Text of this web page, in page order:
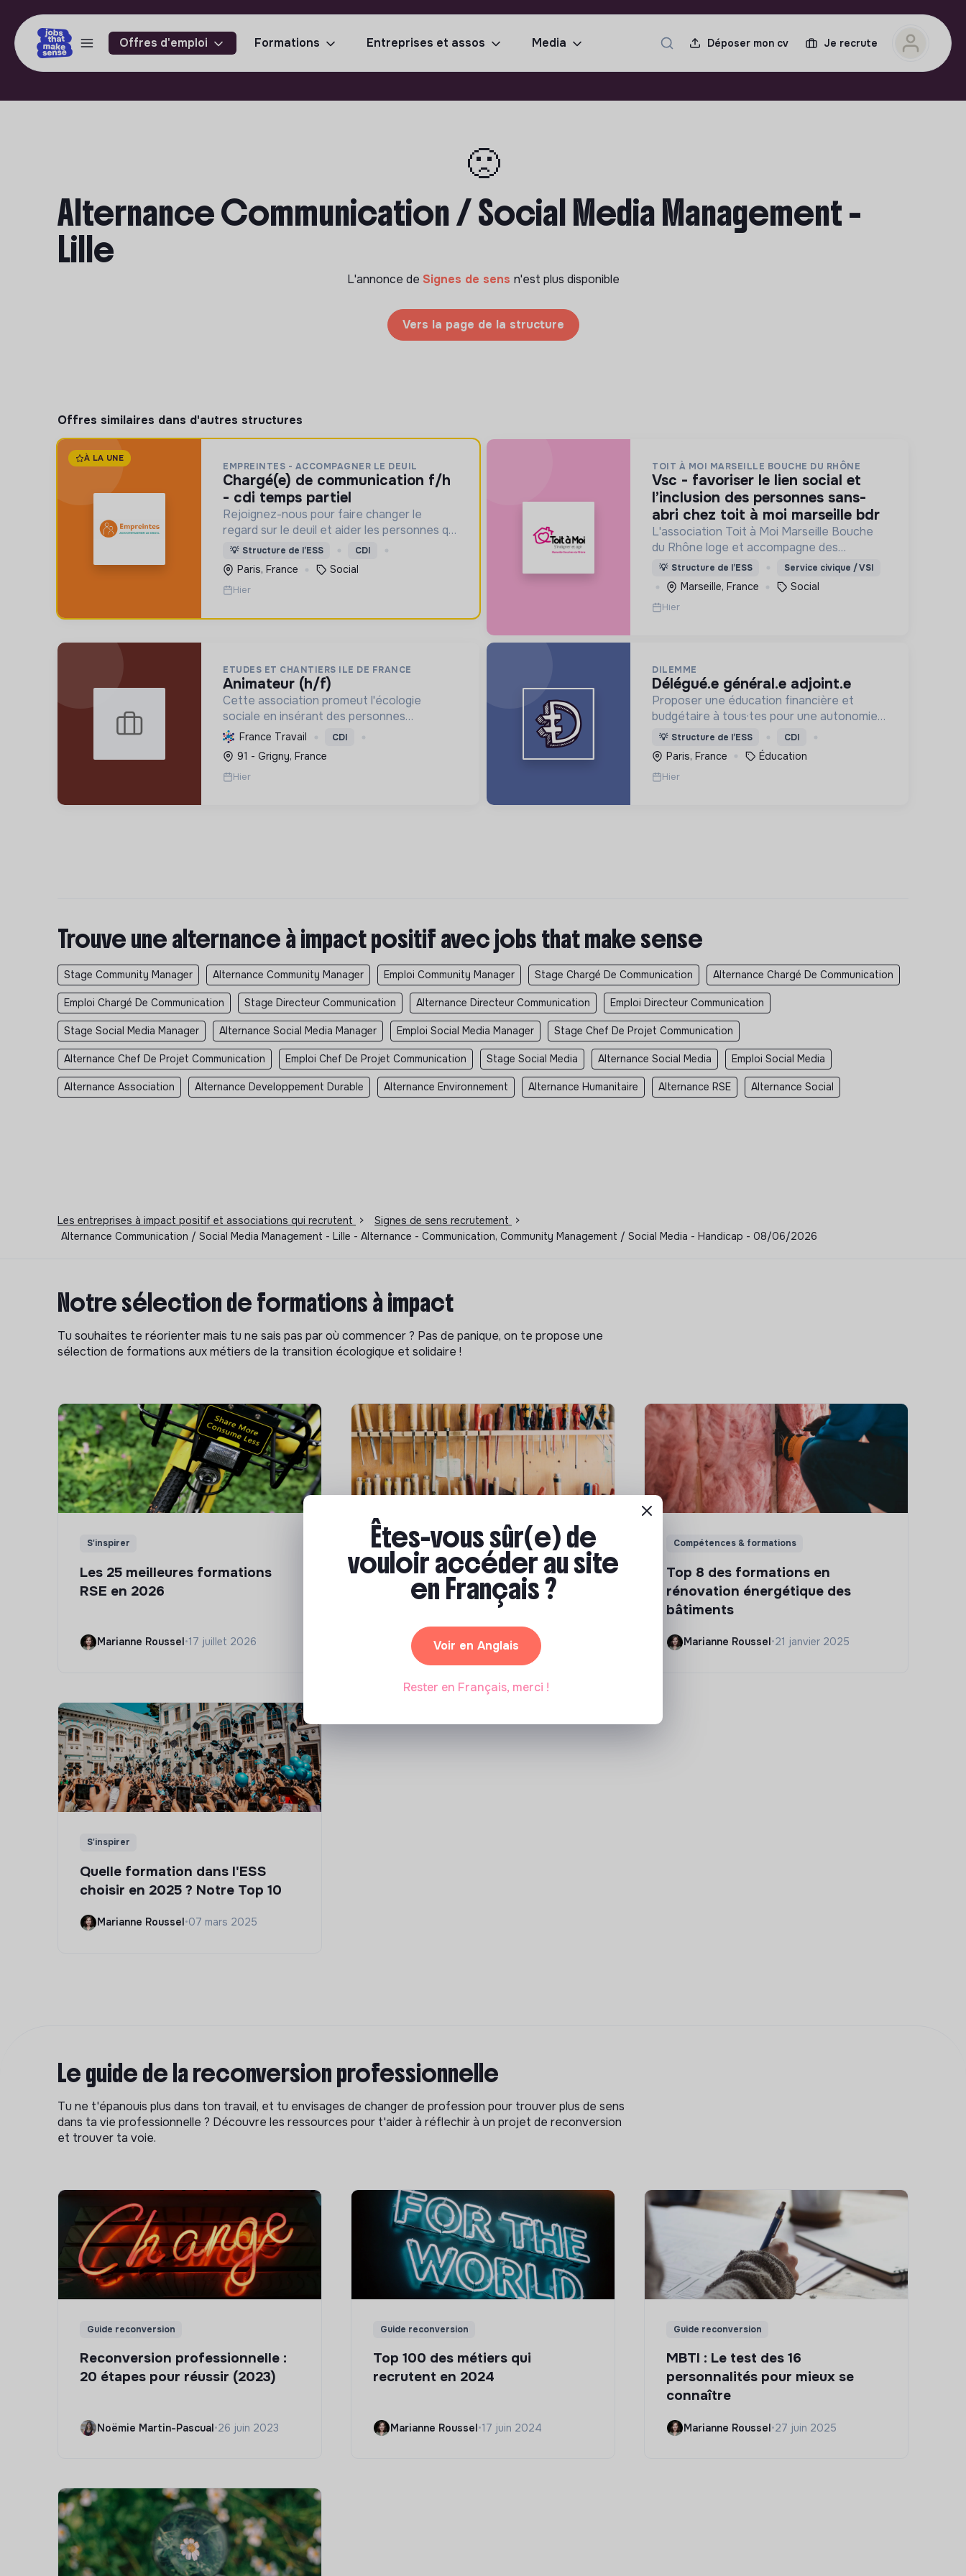
Offres d'emploi Formations Entreprises et assos Media Déposer mon cv Je recrute
🙁
Alternance Communication / Social Media Management -
Lille
L'annonce de Signes de sens n'est plus disponible
Vers la page de la structure
Offres similaires dans d'autres structures
À LA UNE
EMPREINTES - ACCOMPAGNER LE DEUIL
chargé(e) de communication f/h
- cdi temps partiel
Rejoignez-nous pour faire changer le
regard sur le deuil et aider les personnes qui
aident un proche !
💡 Structure de l’ESS CDI
Paris, France Social
Hier
TOIT À MOI MARSEILLE BOUCHE DU RHÔNE
vsc - favoriser le lien social et
l’inclusion des personnes sans-
abri chez toit à moi marseille bdr
L'association Toit à Moi Marseille Bouche
du Rhône loge et accompagne des
personnes sans abris vers un avenir sans
rue.
💡 Structure de l’ESS Service civique / VSI
Marseille, France Social
Hier
ETUDES ET CHANTIERS ILE DE FRANCE
animateur (h/f)
Cette association promeut l'écologie
sociale en insérant des personnes
vulnérables par l'emploi et des projets
d'intérêt collectif, améliorant le cadre de
vie et formant aux métiers verts, pour une
tr...
France Travail CDI
91 - Grigny, France
Hier
DILEMME
délégué.e général.e adjoint.e
Proposer une éducation financière et
budgétaire à tous·tes pour une autonomie
face aux produits financiers, bancaires et
assurantiels et briser le tabou autour de
l'argent.
💡 Structure de l’ESS CDI
Paris, France Éducation
Hier
Trouve une alternance à impact positif avec jobs that make sense
Stage Community Manager Alternance Community Manager Emploi Community Manager Stage Chargé De Communication Alternance Chargé De Communication
Emploi Chargé De Communication Stage Directeur Communication Alternance Directeur Communication Emploi Directeur Communication
Stage Social Media Manager Alternance Social Media Manager Emploi Social Media Manager Stage Chef De Projet Communication
Alternance Chef De Projet Communication Emploi Chef De Projet Communication Stage Social Media Alternance Social Media Emploi Social Media
Alternance Association Alternance Developpement Durable Alternance Environnement Alternance Humanitaire Alternance RSE Alternance Social
Les entreprises à impact positif et associations qui recrutent > Signes de sens recrutement
>
Alternance Communication / Social Media Management - Lille - Alternance - Communication, Community Management / Social Media - Handicap - 08/06/2026
Notre sélection de formations à impact
Tu souhaites te réorienter mais tu ne sais pas par où commencer ? Pas de panique, on te propose une
sélection de formations aux métiers de la transition écologique et solidaire !
S'inspirer
Les 25 meilleures formations
RSE en 2026
Marianne Roussel•17 juillet 2026
Compétences & formations
Comment se former à la
transition écologique ?
Marianne Roussel •09 janvier 2024
Compétences & formations
Top 8 des formations en
rénovation énergétique des
bâtiments
Marianne Roussel•21 janvier 2025
S'inspirer
Quelle formation dans l'ESS
choisir en 2025 ? Notre Top 10
Marianne Roussel•07 mars 2025
Le guide de la reconversion professionnelle
Tu ne t'épanouis plus dans ton travail, et tu envisages de changer de profession pour trouver plus de sens
dans ta vie professionnelle ? Découvre les ressources pour t'aider à réflechir à un projet de reconversion
et trouver ta voie.
Guide reconversion
Reconversion professionnelle :
20 étapes pour réussir (2023)
Noëmie Martin-Pascual•26 juin 2023
Guide reconversion
Top 100 des métiers qui
recrutent en 2024
Marianne Roussel•17 juin 2024
Guide reconversion
MBTI : Le test des 16
personnalités pour mieux se
connaître
Marianne Roussel•27 juin 2025
Êtes-vous sûr(e) de
vouloir accéder au site
en Français ?
Voir en Anglais
Rester en Français, merci !